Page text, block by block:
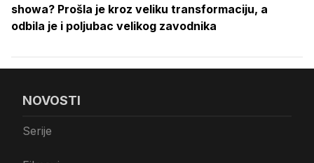
showa? Prošla je kroz veliku transformaciju, a
odbila je i poljubac velikog zavodnika
NOVOSTI
Serije